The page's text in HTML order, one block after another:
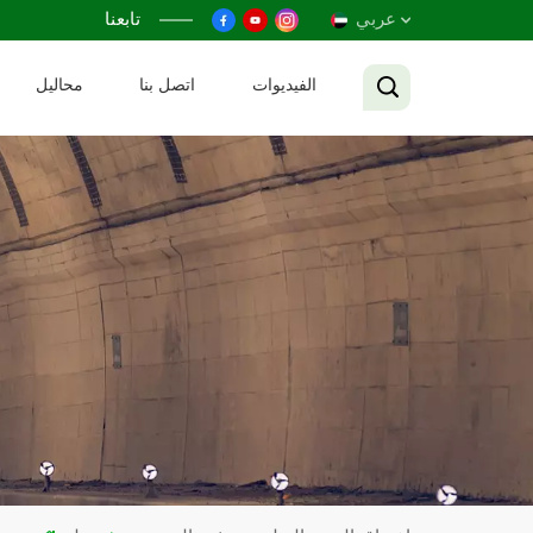
تابعنا عربي
Français
Русский
محاليل اتصل بنا الفيديوات